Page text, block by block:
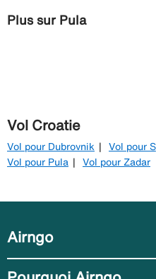
Plus sur Pula
Vol Croatie
Vol pour Dubrovnik Vol pour
Vol pour Pula
Vol pour Zadar
Airngo